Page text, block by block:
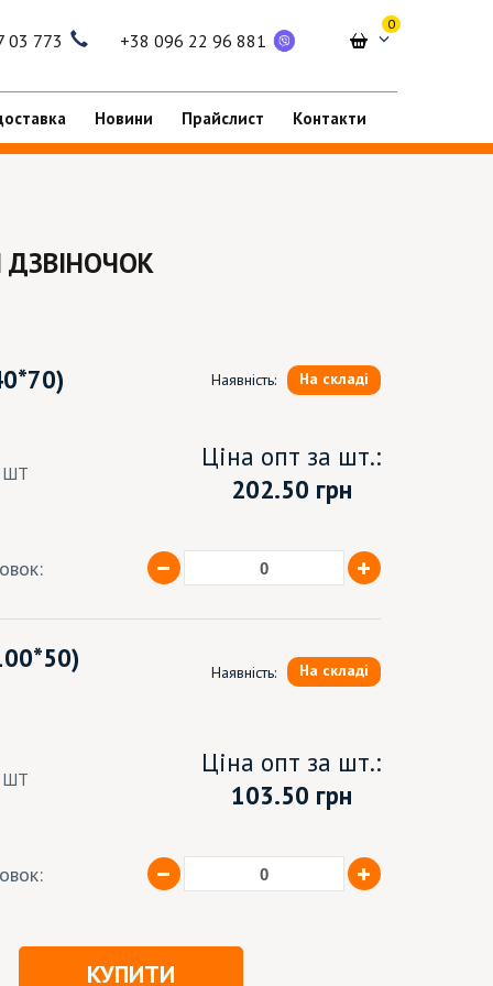
03 773 +38 096 22 96 881
0
Новини Прайслист Контакти
Наявність: На складі
ШТ
Ціна опт за шт.:
202.50 грн
Наявність: На складі
ШТ
Ціна опт за шт.:
103.50 грн
КУПИТИ